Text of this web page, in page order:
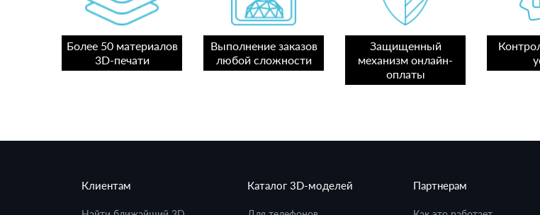
Более 50 материалов
3D-печати
Выполнение заказов
любой сложности
Защищенный
механизм онлайн-
оплаты
Клиентам Каталог 3D-моделей Партнерам